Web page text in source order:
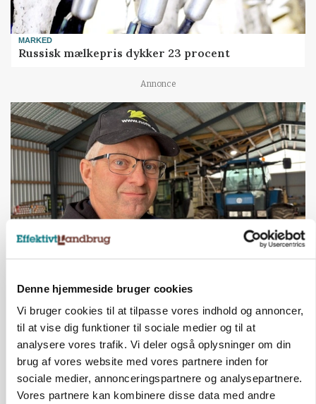
Denne hjemmeside bruger cookies
Vi bruger cookies til at tilpasse vores indhold og annoncer,
til at vise dig funktioner til sociale medier og til at
analysere vores trafik. Vi deler også oplysninger om din
brug af vores website med vores partnere inden for
sociale medier, annonceringspartnere og analysepartnere.
Vores partnere kan kombinere disse data med andre
MARKED
Russisk mælkepris dykker 23 procent
Annonce
»Nu stopper I«: Landbrugsdebattør og
gødskningslov
Annonce
POLITIK
Folketinget behandler ny gødskningslov: Sådan